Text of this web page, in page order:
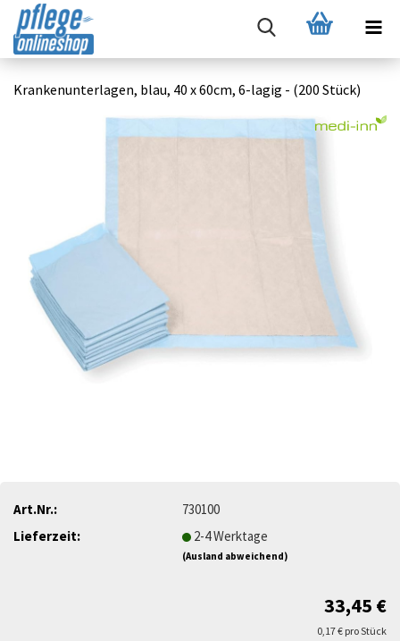
Krankenunterlagen, blau, 40 x 60cm, 6-lagig - (200 Stück)
Art.Nr.:
730100
Lieferzeit:
2-4 Werktage
(Ausland abweichend)
33,45 €
0,17 € pro Stück